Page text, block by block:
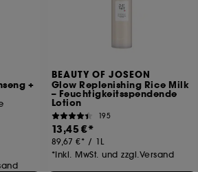
+
BEAUTY OF JOSEON
Glow Replenishing Rice Milk
– Feuchtigkeitsspendende
Lotion
195
13,45 €
89,67 € / 1L
*Inkl. MwSt. und zzgl.Versand